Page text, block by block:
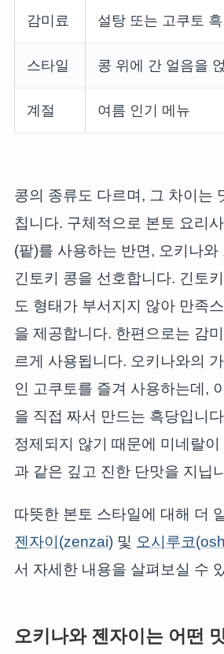
감미료 설탕 또는 고쿠토
스타일 콩 위에 간 얼음을
계절 여름 인기 메뉴
콩의 종류도 다르며, 그 차이는
칩니다. 구체적으로 본토 요리
(팥)를 사용하는 반면, 오키나와
긴토키 콩을 선호합니다. 긴토
도 형태가 부서지지 않아 만족
을 제공합니다. 한편으로는 감
르게 사용됩니다. 오키나와의
인 고쿠토를 즐겨 사용하는데,
을 직접 짜서 만드는 흑당입니
정제되지 않기 때문에 미네랄
과 같은 깊고 진한 단맛을 지닙
따뜻한 본토 스타일에 대해 더
젠자이(zenzai)및 오시루코
서 자세한 내용을 살펴보실 수
오키나와 젠자이는 어떤